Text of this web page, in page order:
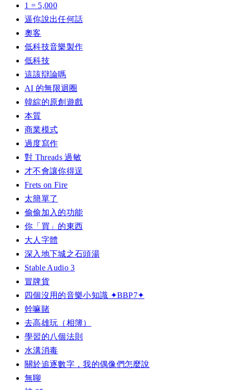
1 = 5,000
逼你說出任何話
奧客
低科技音樂製作
低科技
這該辯論嗎
AI 的無限迴圈
韓綜的原創遊戲
本質
商業模式
過度寫作
對 Threads 過敏
才不會讓你得逞
Frets on Fire
太簡單了
偷偷加入的功能
你「買」的東西
大人字體
深入地下城之石頭湯
Stable Audio 3
冒牌貨
四個沒用的音樂小知識 ✦BBP7✦
幹嘛賭
去高雄玩（相簿）
學習的八個法則
水溝消毒
關於追逐數字，我的偶像們怎麼說
無聊